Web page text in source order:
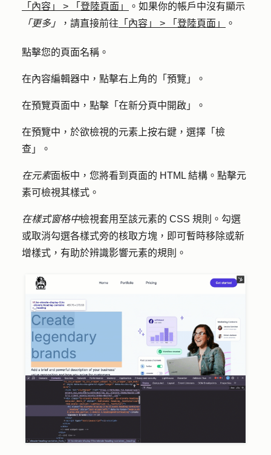
「內容」
> 「登陸頁面」
。如果你的帳戶中沒有顯示
「更多」
，請直接前往 「內容」 > 「登陸頁面」 。
點擊您的頁面名稱 。
在內容編輯器中，點擊右上角的「 預覽」 。
在預覽頁面中，點擊「 在新分頁中開啟 」。
在預覽中，於欲檢視的元素 上按右鍵，選擇「 檢
查 」。
在元素面板中，您將看到頁面的 HTML 結構。點擊元
素可檢視其樣式。
在樣式窗格中檢視套用至該元素的 CSS 規則。勾選
或取消勾選各樣式旁的核取方塊， 即可暫時移除或新
增樣式，有助於辨識影響元素的規則。